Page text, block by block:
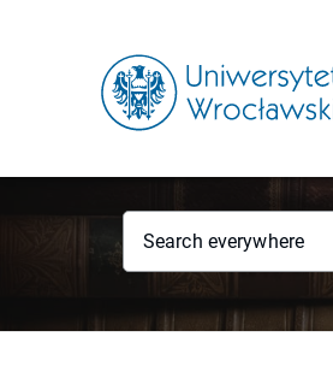
Search everywhere